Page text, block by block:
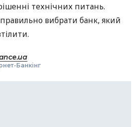
технічних питань.
правильно вибрати банк, який
Банкінг